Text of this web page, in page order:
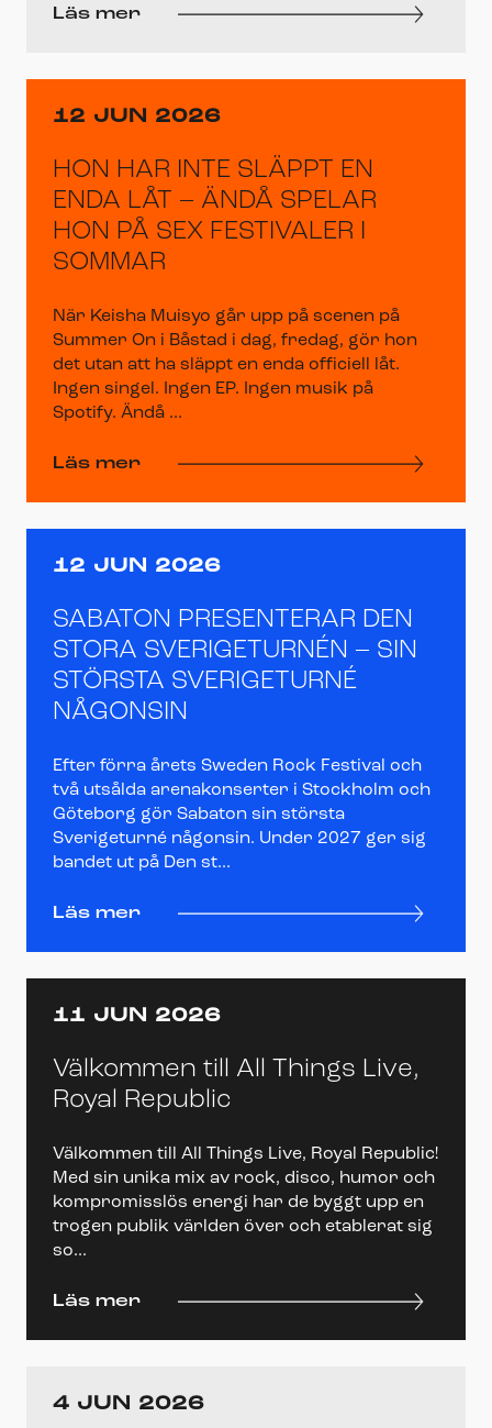
Läs mer
12 JUN 2026
HON HAR INTE SLÄPPT EN
ENDA LÅT – ÄNDÅ SPELAR
HON PÅ SEX FESTIVALER I
SOMMAR
När Keisha Muisyo går upp på scenen på
Summer On i Båstad i dag, fredag, gör hon
det utan att ha släppt en enda officiell låt.
Ingen singel. Ingen EP. Ingen musik på
Spotify. Ändå ...
Läs mer
12 JUN 2026
SABATON PRESENTERAR DEN
STORA SVERIGETURNÉN – SIN
STÖRSTA SVERIGETURNÉ
NÅGONSIN
Efter förra årets Sweden Rock Festival och
två utsålda arenakonserter i Stockholm och
Göteborg gör Sabaton sin största
Sverigeturné någonsin. Under 2027 ger sig
bandet ut på Den st...
Läs mer
11 JUN 2026
Välkommen till All Things Live,
Royal Republic
Välkommen till All Things Live, Royal Republic!
Med sin unika mix av rock, disco, humor och
kompromisslös energi har de byggt upp en
trogen publik världen över och etablerat sig
so...
Läs mer
4 JUN 2026